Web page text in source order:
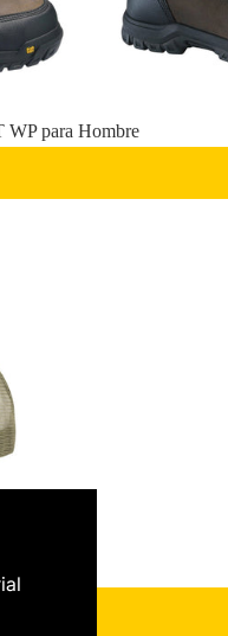
WP para Hombre